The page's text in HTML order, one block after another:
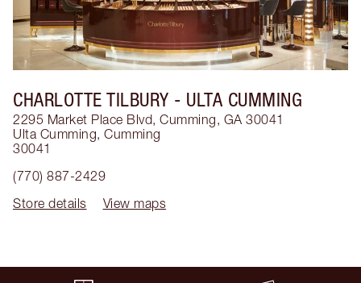
CHARLOTTE TILBURY - ULTA CUMMING
2295 Market Place Blvd, Cumming, GA 30041
Ulta Cumming, Cumming
30041
(770) 887-2429
Store details
View maps